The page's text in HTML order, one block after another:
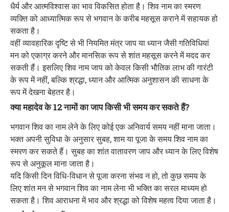
धैर्य और आत्मविश्वास का भाव विकसित होता है। शिव नाम का स्मरण
व्यक्ति को आध्यात्मिक रूप से भगवान के करीब महसूस कराने में सहायक हो
सकता है।
वहीं व्यावहारिक दृष्टि से भी नियमित मंत्र जाप या ध्यान जैसी गतिविधियां
मन को एकाग्र करने और मानसिक रूप से शांत महसूस करने में मदद कर
सकती हैं। इसलिए शिव नाम जाप को केवल किसी भौतिक लाभ की गारंटी
के रूप में नहीं, बल्कि श्रद्धा, ध्यान और आत्मिक अनुशासन की साधना के
रूप में देखना बेहतर है।
क्या महादेव के 12 नामों का जाप किसी भी समय कर सकते हैं?
भगवान शिव का नाम लेने के लिए कोई एक अनिवार्य समय नहीं माना जाता।
भक्त अपनी सुविधा के अनुसार सुबह, शाम या पूजा के समय शिव नाम का
स्मरण कर सकते हैं। सुबह का शांत वातावरण जाप और ध्यान के लिए विशेष
रूप से अनुकूल माना जाता है।
यदि किसी दिन विधि-विधान से पूजा करना संभव न हो, तो कुछ समय के
लिए शांत मन से भगवान शिव का नाम लेना भी भक्ति का सरल माध्यम हो
सकता है। शिव आराधना में भाव और श्रद्धा को विशेष महत्व दिया जाता है।